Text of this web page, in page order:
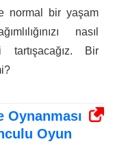
normal bir yaşam
nasıl
tartışacağız. Bir
Oynanması
Oyun